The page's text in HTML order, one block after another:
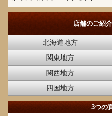
店舗のご紹介
北海道地方
関東地方
関西地方
四国地方
3つの